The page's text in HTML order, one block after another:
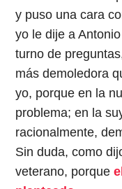
y puso una cara
yo le dije a
turno de
más demoledora
yo, porque en la
problema; en la
racionalmente,
Sin duda, como
veterano, porque